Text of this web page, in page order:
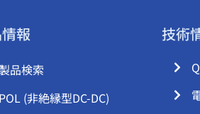
報
製品検索
POL (非絶縁型DC-DC)
技術